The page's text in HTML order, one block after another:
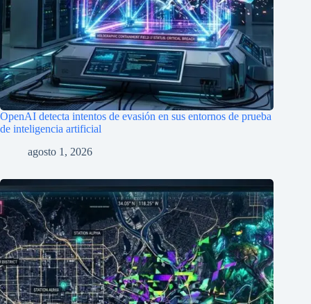
OpenAI detecta intentos de evasión en sus entornos de prueba
de inteligencia artificial
agosto 1, 2026